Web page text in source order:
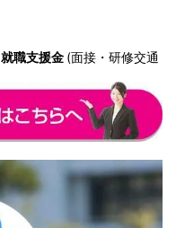
就職支援金 (面接・研修交通